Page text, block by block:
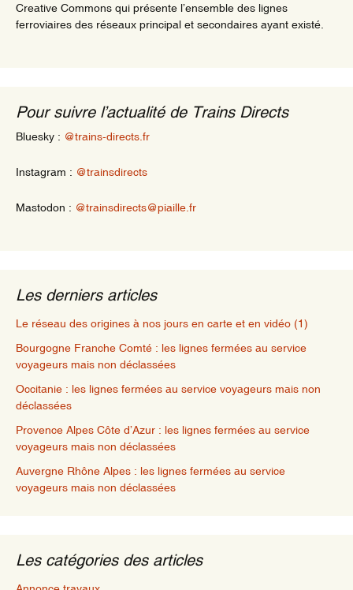
Creative Commons qui présente l’ensemble des lignes
ferroviaires des réseaux principal et secondaires ayant existé.
Pour suivre l’actualité de Trains Directs
Bluesky : @trains-directs.fr
Instagram : @trainsdirects
Mastodon : @trainsdirects@piaille.fr
Les derniers articles
Le réseau des origines à nos jours en carte et en vidéo (1)
Bourgogne Franche Comté : les lignes fermées au service
voyageurs mais non déclassées
Occitanie : les lignes fermées au service voyageurs mais non
déclassées
Provence Alpes Côte d’Azur : les lignes fermées au service
voyageurs mais non déclassées
Auvergne Rhône Alpes : les lignes fermées au service
voyageurs mais non déclassées
Les catégories des articles